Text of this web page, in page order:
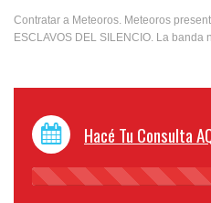
Contratar a Meteoros. Meteoros
ESCLAVOS DEL SILENCIO. La banda
Hacé Tu Consulta